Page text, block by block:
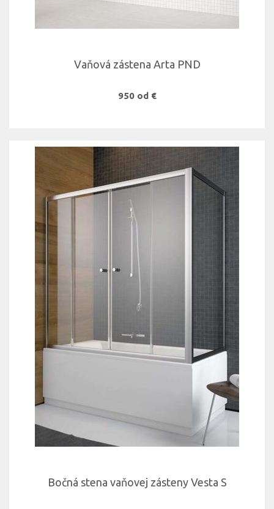
Vaňová zástena Arta PND
950 od €
Bočná stena vaňovej zásteny Vesta S